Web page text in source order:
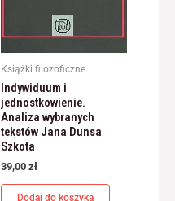
Książki filozoficzne
Indywiduum i
jednostkowienie.
Analiza wybranych
tekstów Jana Dunsa
Szkota
39,00 zł
Dodaj do koszyka
Konieczne
Te pliki cookie
nie są
opcjonalne. Są
one potrzebne
do
funkcjonowania
internetowej.